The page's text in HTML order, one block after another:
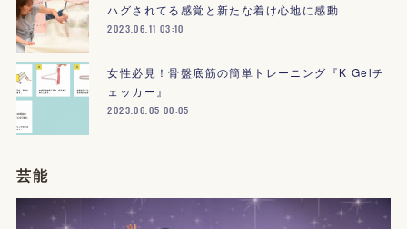
ハグされてる感覚と新たな着け心地に感動
2023.06.11 03:10
女性必見！骨盤底筋の簡単トレーニング『K Gelチ
ェッカー』
2023.06.05 00:05
芸能